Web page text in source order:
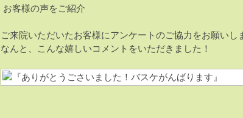
お客様の声をご紹介
ご来院いただいたお客様にアンケートのご協力をお願いし
なんと、こんな嬉しいコメントをいただきました！